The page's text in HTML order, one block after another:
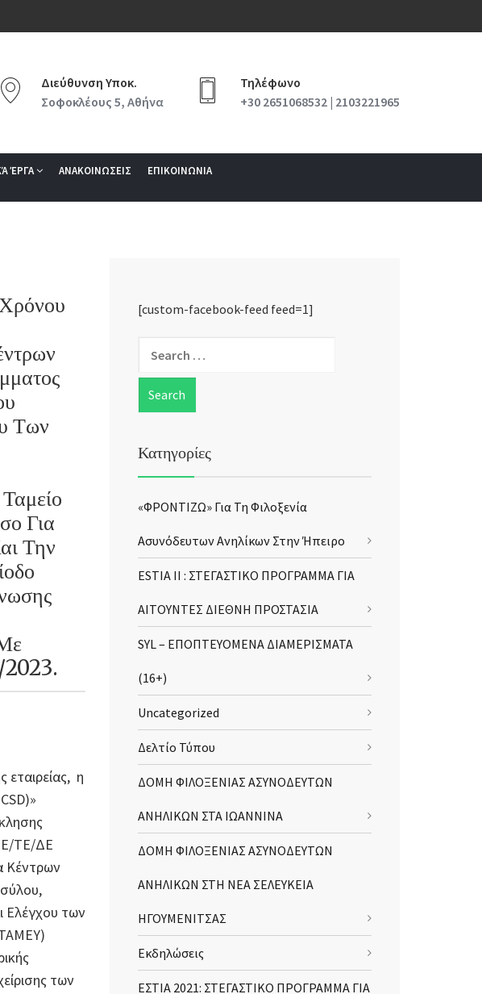
Διεύθυνση Υποκ.
Σοφοκλέους 5, Αθήνα
Τηλέφωνο
+30 2651068532 | 2103221965
ΈΡΓΑ ΑΝΑΚΟΙΝΩΣΕΙΣ ΕΠΙΚΟΙΝΩΝΙΑ
Των
Για
Την
εταιρείας, η
ΤΕ/ΔΕ
Κέντρων
Ελέγχου των
των
[custom-facebook-feed feed=1]
Κατηγορίες
«ΦΡΟΝΤΙΖΩ» Για Τη Φιλοξενία
Ασυνόδευτων Ανηλίκων Στην Ήπειρο
ESTIA II : ΣΤΕΓΑΣΤΙΚΟ ΠΡΟΓΡΑΜΜΑ ΓΙΑ
ΑΙΤΟΥΝΤΕΣ ΔΙΕΘΝΗ ΠΡΟΣΤΑΣΙΑ
SYL – ΕΠΟΠΤΕΥΟΜΕΝΑ ΔΙΑΜΕΡΙΣΜΑΤΑ
(16+)
Uncategorized
Δελτίο Τύπου
ΔΟΜΗ ΦΙΛΟΞΕΝΙΑΣ ΑΣΥΝΟΔΕΥΤΩΝ
ΑΝΗΛΙΚΩΝ ΣΤΑ ΙΩΑΝΝΙΝΑ
ΔΟΜΗ ΦΙΛΟΞΕΝΙΑΣ ΑΣΥΝΟΔΕΥΤΩΝ
ΑΝΗΛΙΚΩΝ ΣΤΗ ΝΕΑ ΣΕΛΕΥΚΕΙΑ
ΗΓΟΥΜΕΝΙΤΣΑΣ
Εκδηλώσεις
ΕΣΤΙΑ 2021: ΣΤΕΓΑΣΤΙΚΟ ΠΡΟΓΡΑΜΜΑ ΓΙΑ